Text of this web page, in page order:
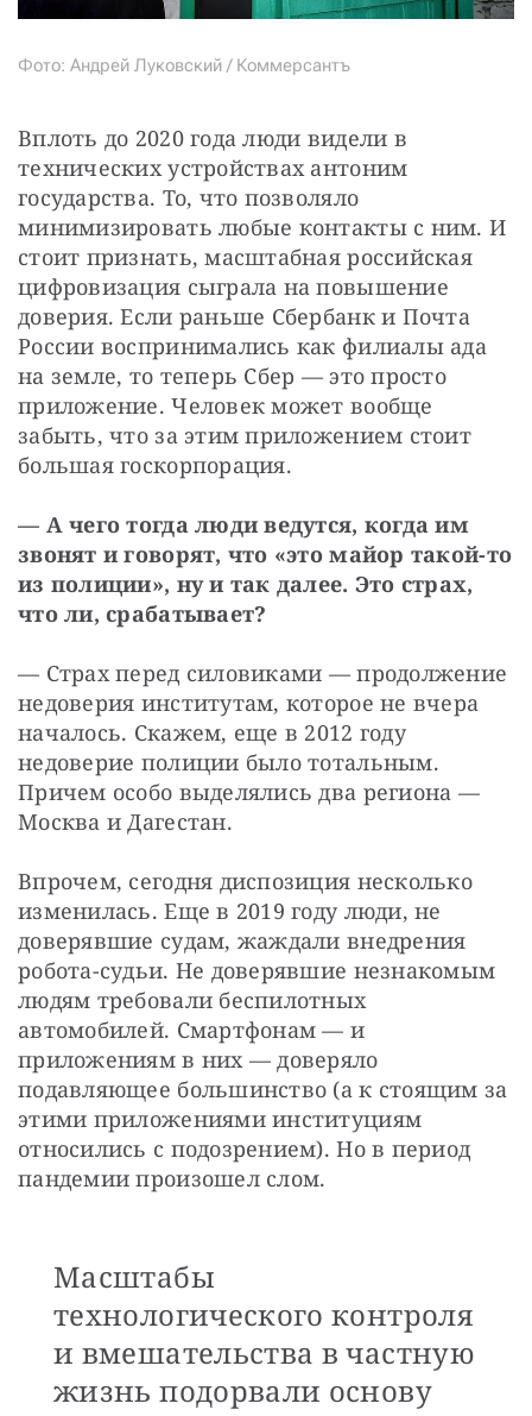
Фото: Андрей Луковский / Коммерсантъ
Вплоть до 2020 года люди видели в
технических устройствах антоним
государства. То, что позволяло
минимизировать любые контакты с ним. И
стоит признать, масштабная российская
цифровизация сыграла на повышение
доверия. Если раньше Сбербанк и Почта
России воспринимались как филиалы ада
на земле, то теперь Сбер — это просто
приложение. Человек может вообще
забыть, что за этим приложением стоит
большая госкорпорация.
— А чего тогда люди ведутся, когда им
звонят и говорят, что «это майор такой-то
из полиции», ну и так далее. Это страх,
что ли, срабатывает?
— Страх перед силовиками — продолжение
недоверия институтам, которое не вчера
началось. Скажем, еще в 2012 году
недоверие полиции было тотальным.
Причем особо выделялись два региона —
Москва и Дагестан.
Впрочем, сегодня диспозиция несколько
изменилась. Еще в 2019 году люди, не
доверявшие судам, жаждали внедрения
робота-судьи. Не доверявшие незнакомым
людям требовали беспилотных
автомобилей. Смартфонам — и
приложениям в них — доверяло
подавляющее большинство (а к стоящим за
этими приложениями институциям
относились с подозрением). Но в период
пандемии произошел слом.
Масштабы
технологического контроля
и вмешательства в частную
жизнь подорвали основу